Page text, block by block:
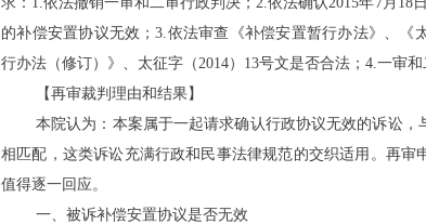
的补偿安置协议无效；3.依法审查《补偿安置暂行办法》、
行办法（修订）》、太征字（2014）13号文是否合法；4.一审
【再审裁判理由和结果】
本院认为：本案属于一起请求确认行政协议无效的诉讼
相匹配，这类诉讼充满行政和民事法律规范的交织适用。再审
值得逐一回应。
一、被诉补偿安置协议是否无效